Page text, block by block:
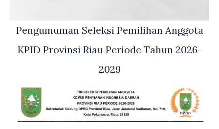
Pengumuman Seleksi Pemilihan Anggota
KPID Provinsi Riau Periode Tahun 2026-
2029